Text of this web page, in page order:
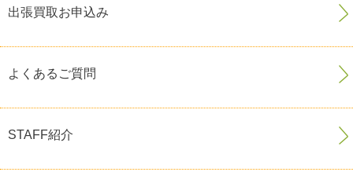
出張買取お申込み
よくあるご質問
STAFF紹介